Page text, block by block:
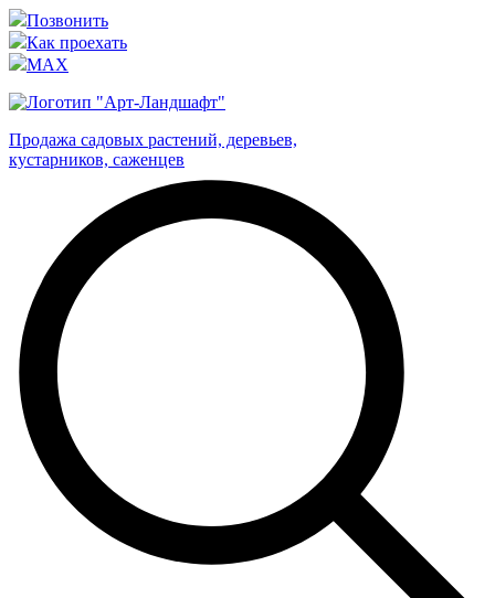
Позвонить
Как проехать
MAX
Продажа садовых растений, деревьев,
кустарников, саженцев